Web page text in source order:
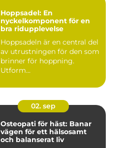
Hoppsadel: En
nyckelkomponent för en
bra ridupplevelse
Hoppsadeln är en central del
av utrustningen för den som
brinner för hoppning.
Utform...
02. sep
Osteopati för häst: Banar
vägen för ett hälsosamt
och balanserat liv